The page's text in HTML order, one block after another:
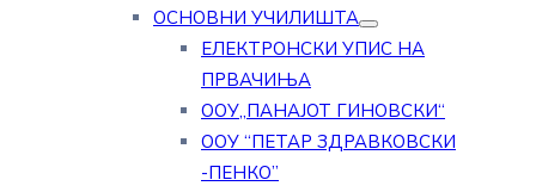
ОСНОВНИ УЧИЛИШТА
ЕЛЕКТРОНСКИ УПИС НА
ПРВАЧИЊА
ООУ„ПАНАЈОТ ГИНОВСКИ“
ООУ “ПЕТАР ЗДРАВКОВСКИ
-ПЕНКО”